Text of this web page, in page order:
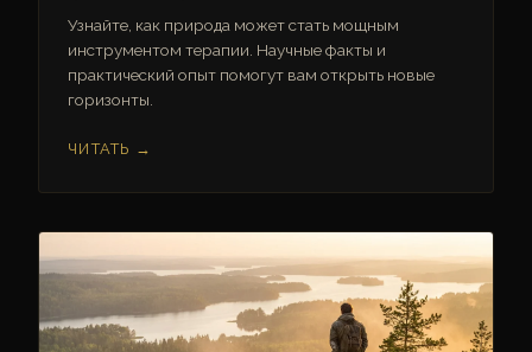
Узнайте, как природа может стать мощным
инструментом терапии. Научные факты и
практический опыт помогут вам открыть новые
горизонты.
ЧИТАТЬ →